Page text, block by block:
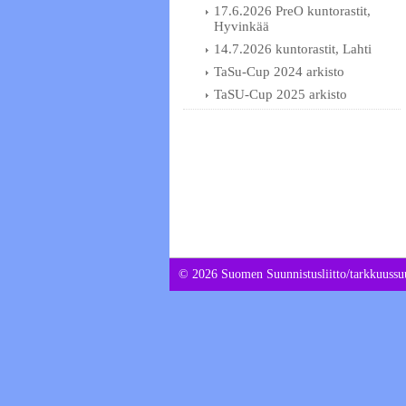
17.6.2026 PreO kuntorastit,
Hyvinkää
14.7.2026 kuntorastit, Lahti
TaSu-Cup 2024 arkisto
TaSU-Cup 2025 arkisto
© 2026 Suomen Suunnistusliitto/